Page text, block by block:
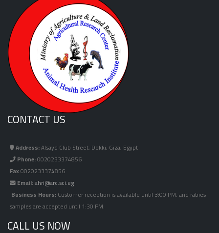
CONTACT US
Address:Alsayd Club Street, Dokki, Giza, Egypt
Phone:0020233374856
Fax0020233374856
Email:ahri@arc.sci.eg
Business Hours:Customer reception is available until 3:00 PM, and rabies
samples are accepted until 1:30 PM.
CALL US NOW